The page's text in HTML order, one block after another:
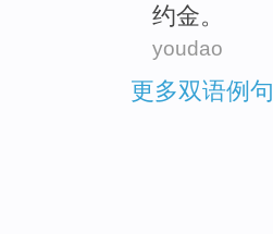
约金。
youdao
更多双语例句